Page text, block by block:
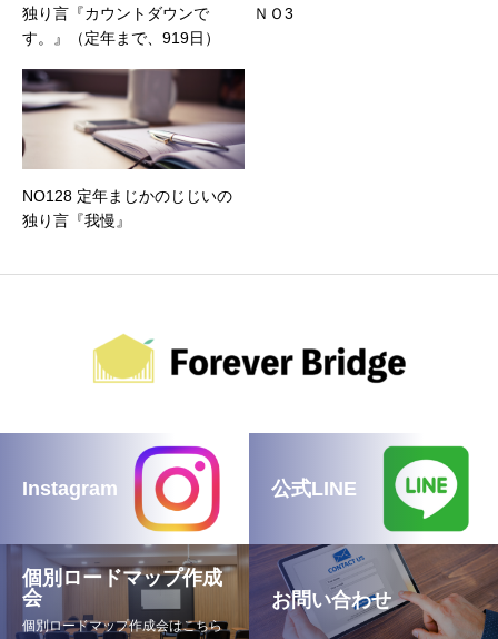
独り言『カウントダウンで
す。』（定年まで、919日）
ＮＯ3
NO128 定年まじかのじじいの
独り言『我慢』
Instagram 公式LINE
個別ロードマップ作成
会
個別ロードマップ作成会はこちら
お問い合わせ